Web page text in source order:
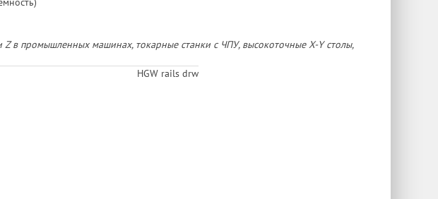
в промышленных машинах, токарные станки с ЧПУ, высокоточные X-Y столы,